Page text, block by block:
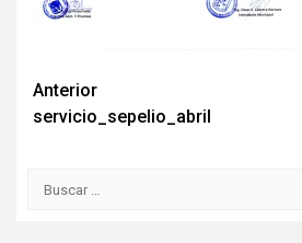
Anterior
servicio_sepelio_abril